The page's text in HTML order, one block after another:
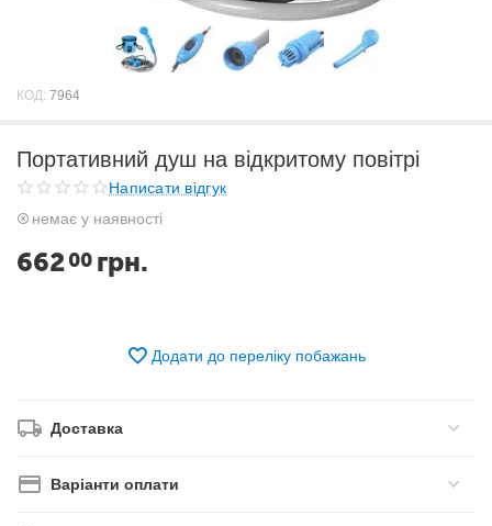
КОД: 7964
Портативний душ на відкритому повітрі
Написати відгук
немає у наявності
66200 грн.
Додати до переліку побажань
Доставка
Варіанти оплати